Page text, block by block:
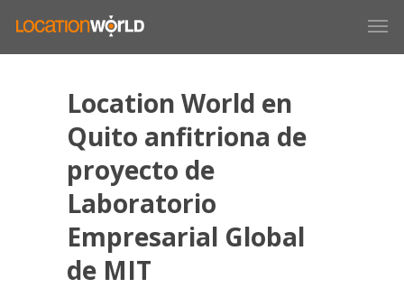
Location World en
Quito anfitriona de
proyecto de
Laboratorio
Empresarial Global
de MIT